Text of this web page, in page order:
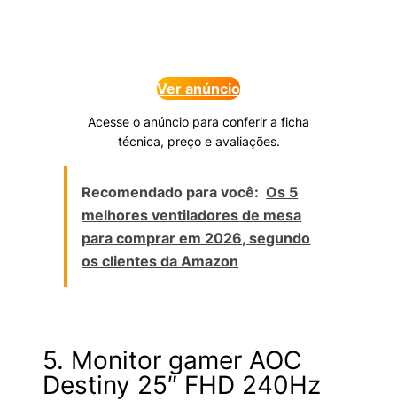
Ver anúncio
Acesse o anúncio para conferir a ficha
técnica, preço e avaliações.
Recomendado para você: Os 5
melhores ventiladores de mesa
para comprar em 2026, segundo
os clientes da Amazon
5. Monitor gamer AOC
Destiny 25″ FHD 240Hz